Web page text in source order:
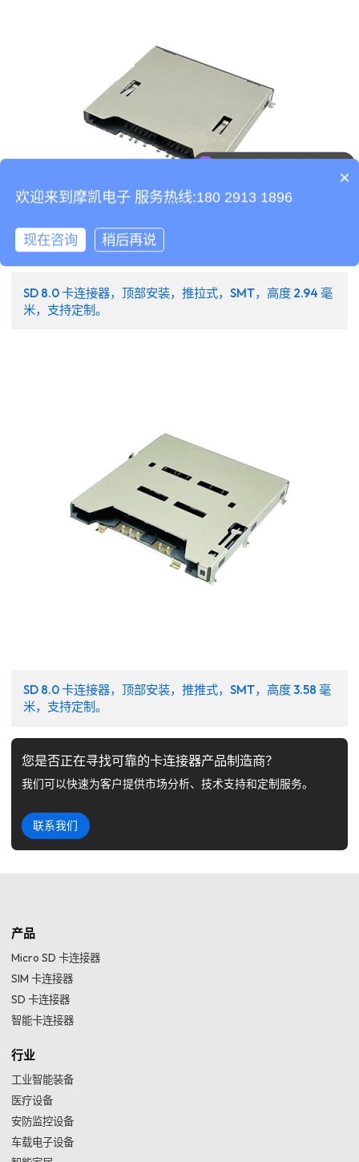
SD 8.0 卡连接器，顶部安装，推拉式，SMT，高度 2.94 毫
米，支持定制。
SD 8.0 卡连接器，顶部安装，推推式，SMT，高度 3.58 毫
米，支持定制。
您是否正在寻找可靠的卡连接器产品制造商？
我们可以快速为客户提供市场分析、技术支持和定制服务。
联系我们
产品
Micro SD 卡连接器
SIM 卡连接器
SD 卡连接器
智能卡连接器
行业
工业智能装备
医疗设备
安防监控设备
车载电子设备
可以介绍下你们的产品么
×
欢迎来到摩凯电子 服务热线:180 2913 1896
现在咨询 稍后再说